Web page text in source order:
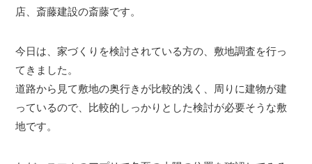
店、斎藤建設の斎藤です。
今日は、家づくりを検討されている方の、敷地調査を行っ
てきました。
道路から見て敷地の奥行きが比較的浅く、周りに建物が建
っているので、比較的しっかりとした検討が必要そうな敷
地です。